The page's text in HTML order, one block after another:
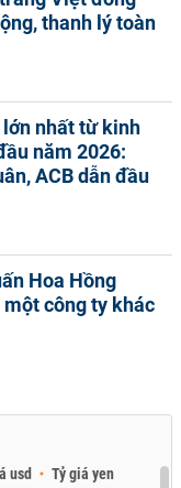
thanh lý toàn
lớn nhất từ kinh
năm 2026:
ACB dẫn đầu
Hoa Hồng
một công ty khác
usd Tỷ giá yen